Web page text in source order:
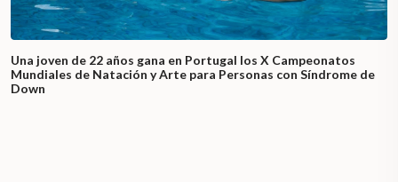
Una joven de 22 años gana en Portugal los X Campeonatos
Mundiales de Natación y Arte para Personas con Síndrome de
Down